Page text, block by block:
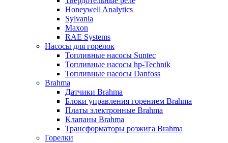
Honeywell Analytics
Sylvania
Maxon
RAE Systems
Насосы для горелок
Топливные насосы Suntec
Топливные насосы hp-Technik
Топливные насосы Danfoss
Brahma
Датчики Brahma
Блоки управления горением Brahma
Платы электронные Brahma
Клапаны Brahma
Трансформаторы розжига Brahma
Горелки